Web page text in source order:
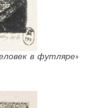
в футляре»